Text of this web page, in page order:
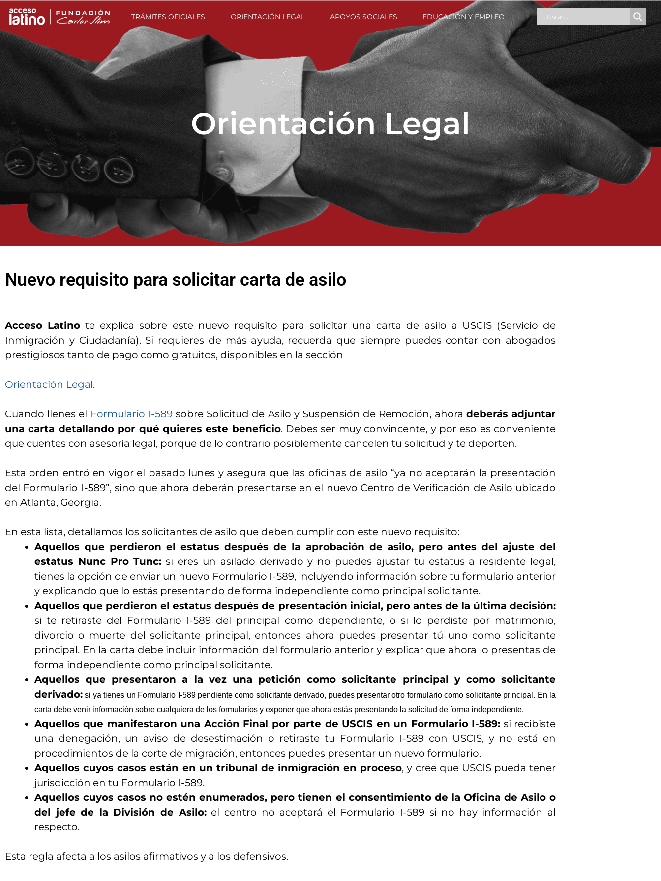
TRÁMITES OFICIALES ORIENTACIÓN LEGAL APOYOS SOCIALES EDUCACIÓN Y EMPLEO
Orientación Legal
Nuevo requisito para solicitar carta de asilo
Acceso Latino te explica sobre este nuevo requisito para solicitar una carta de asilo a USCIS (Servicio de
Inmigración y Ciudadanía). Si requieres de más ayuda, recuerda que siempre puedes contar con abogados
prestigiosos tanto de pago como gratuitos, disponibles en la sección
Orientación Legal.
Cuando llenes el Formulario I-589sobre Solicitud de Asilo y Suspensión de Remoción, ahora deberás adjuntar
una carta detallando por qué quieres este beneficio. Debes ser muy convincente, y por eso es conveniente
que cuentes con asesoría legal, porque de lo contrario posiblemente cancelen tu solicitud y te deporten.
Esta orden entró en vigor el pasado lunes y asegura que las oficinas de asilo “ya no aceptarán la presentación
del Formulario I-589”, sino que ahora deberán presentarse en el nuevo Centro de Verificación de Asilo ubicado
en Atlanta, Georgia.
En esta lista, detallamos los solicitantes de asilo que deben cumplir con este nuevo requisito:
Aquellos que perdieron el estatus después de la aprobación de asilo, pero antes del ajuste del
estatus Nunc Pro Tunc: si eres un asilado derivado y no puedes ajustar tu estatus a residente legal,
tienes la opción de enviar un nuevo Formulario I-589, incluyendo información sobre tu formulario anterior
y explicando que lo estás presentando de forma independiente como principal solicitante.
Aquellos que perdieron el estatus después de presentación inicial, pero antes de la última decisión:
si te retiraste del Formulario I-589 del principal como dependiente, o si lo perdiste por matrimonio,
divorcio o muerte del solicitante principal, entonces ahora puedes presentar tú uno como solicitante
principal. En la carta debe incluir información del formulario anterior y explicar que ahora lo presentas de
forma independiente como principal solicitante.
Aquellos que presentaron a la vez una petición como solicitante principal y como solicitante
derivado: si ya tienes un Formulario I-589 pendiente como solicitante derivado, puedes presentar otro formulario como solicitante principal. En la
carta debe venir información sobre cualquiera de los formularios y exponer que ahora estás presentando la solicitud de forma independiente.
Aquellos que manifestaron una Acción Final por parte de USCIS en un Formulario I-589: si recibiste
una denegación, un aviso de desestimación o retiraste tu Formulario I-589 con USCIS, y no está en
procedimientos de la corte de migración, entonces puedes presentar un nuevo formulario.
Aquellos cuyos casos están en un tribunal de inmigración en proceso, y cree que USCIS pueda tener
jurisdicción en tu Formulario I-589.
Aquellos cuyos casos no estén enumerados, pero tienen el consentimiento de la Oficina de Asilo o
del jefe de la División de Asilo:el centro no aceptará el Formulario I-589 si no hay información al
respecto.
Esta regla afecta a los asilos afirmativos y a los defensivos.